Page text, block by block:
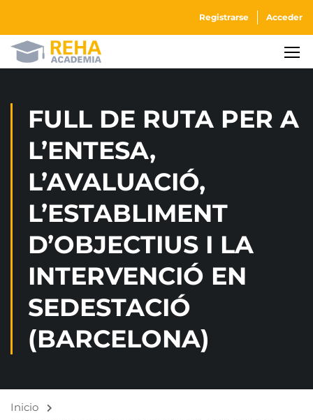
Registrarse Acceder
FULL DE RUTA PER A
L’ENTESA,
L’AVALUACIÓ,
L’ESTABLIMENT
D’OBJECTIUS I LA
INTERVENCIÓ EN
SEDESTACIÓ
(BARCELONA)
Inicio